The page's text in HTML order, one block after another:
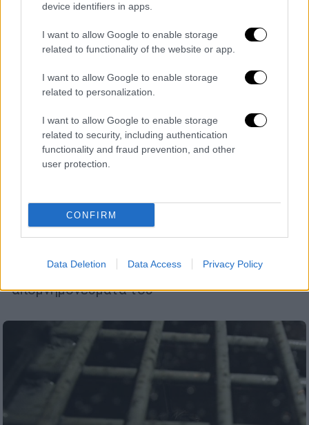
device identifiers in apps.
I want to allow Google to enable storage
related to functionality of the website or app.
I want to allow Google to enable storage
related to personalization.
I want to allow Google to enable storage
related to security, including authentication
functionality and fraud prevention, and other
user protection.
CONFIRM
Data Deletion Data Access Privacy Policy
«Θα πεθάνω στη φυλακή» - Οι
προφητικές αναφορές του Ναβάλνι στα
Ανατριχιάζουν οι αποκαλύψεις από τα
απομνημονεύματά του